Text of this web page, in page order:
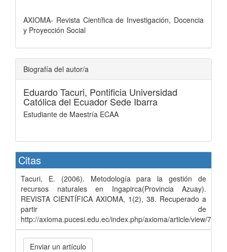
AXIOMA- Revista Científica de Investigación, Docencia
y Proyección Social
Biografía del autor/a
Eduardo Tacuri, Pontificia Universidad
Católica del Ecuador Sede Ibarra
Estudiante de Maestría ECAA
Citas
Tacuri, E. (2006). Metodología para la gestión de
recursos naturales en Ingapirca(Provincia Azuay).
REVISTA CIENTÍFICA AXIOMA, 1(2), 38. Recuperado a
partir de
http://axioma.pucesi.edu.ec/index.php/axioma/article/view/79
Enviar un artículo